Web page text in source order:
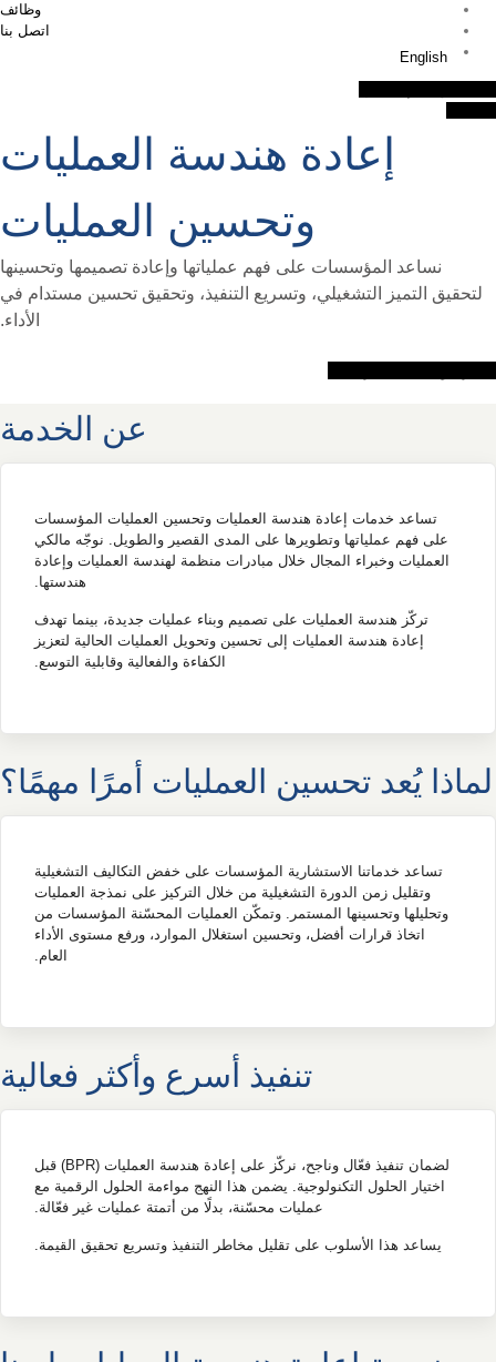
وظائف
اتصل بنا
English
إعادة هندسة العمليات
وتحسين العمليات
نساعد المؤسسات على فهم عملياتها وإعادة تصميمها وتحسينها
لتحقيق التميز التشغيلي، وتسريع التنفيذ، وتحقيق تحسين مستدام في
الأداء.
عن الخدمة
تساعد خدمات إعادة هندسة العمليات وتحسين العمليات المؤسسات
على فهم عملياتها وتطويرها على المدى القصير والطويل. نوجّه مالكي
العمليات وخبراء المجال خلال مبادرات منظمة لهندسة العمليات وإعادة
هندستها.
تركّز هندسة العمليات على تصميم وبناء عمليات جديدة، بينما تهدف
إعادة هندسة العمليات إلى تحسين وتحويل العمليات الحالية لتعزيز
الكفاءة والفعالية وقابلية التوسع.
لماذا يُعد تحسين العمليات أمرًا مهمًا؟
تساعد خدماتنا الاستشارية المؤسسات على خفض التكاليف التشغيلية
وتقليل زمن الدورة التشغيلية من خلال التركيز على نمذجة العمليات
وتحليلها وتحسينها المستمر. وتمكّن العمليات المحسّنة المؤسسات من
اتخاذ قرارات أفضل، وتحسين استغلال الموارد، ورفع مستوى الأداء
العام.
تنفيذ أسرع وأكثر فعالية
لضمان تنفيذ فعّال وناجح، نركّز على إعادة هندسة العمليات (BPR) قبل
اختيار الحلول التكنولوجية. يضمن هذا النهج مواءمة الحلول الرقمية مع
عمليات محسّنة، بدلًا من أتمتة عمليات غير فعّالة.
يساعد هذا الأسلوب على تقليل مخاطر التنفيذ وتسريع تحقيق القيمة.